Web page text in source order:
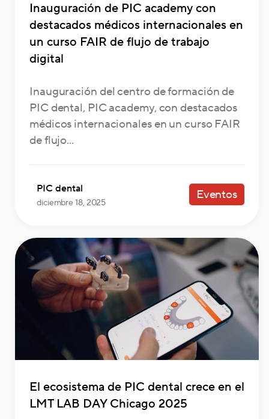
Inauguración de PIC academy con
destacados médicos internacionales en
un curso FAIR de flujo de trabajo
digital
Inauguración del centro de formación de
PIC dental, PIC academy, con destacados
médicos internacionales en un curso FAIR
de flujo...
PIC dental
diciembre 18, 2025
Eventos
El ecosistema de PIC dental crece en el
LMT LAB DAY Chicago 2025